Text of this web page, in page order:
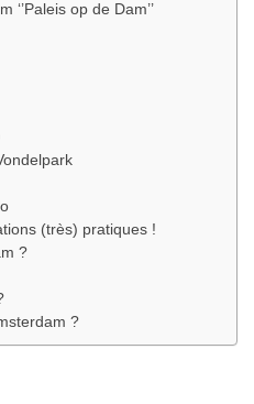
‘’Paleis op de Dam’’
(très) pratiques !
?
?